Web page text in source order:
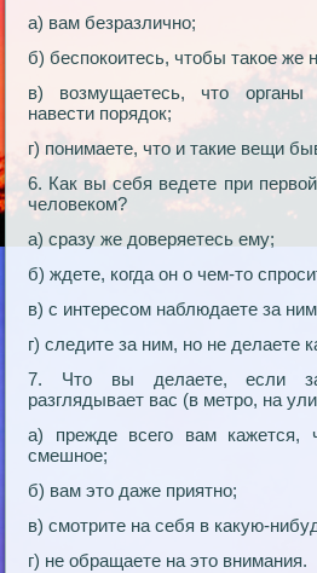
а) вам безразлично;
б) беспокоитесь, чтобы такое же
в) возмущаетесь, что органы
навести порядок;
г) понимаете, что и такие вещи
6. Как вы себя ведете при
человеком?
а) сразу же доверяетесь ему;
б) ждете, когда он о чем-то
в) с интересом наблюдаете за
г) следите за ним, но не делаете
7. Что вы делаете, если
разглядывает вас (в метро, на
а) прежде всего вам кажется,
смешное;
б) вам это даже приятно;
в) смотрите на себя в какую-
г) не обращаете на это внимания.